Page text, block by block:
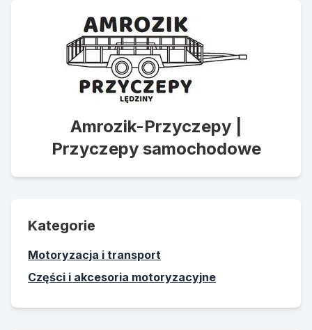
Amrozik-Przyczepy |
Przyczepy samochodowe
Kategorie
Motoryzacja i transport
Części i akcesoria motoryzacyjne